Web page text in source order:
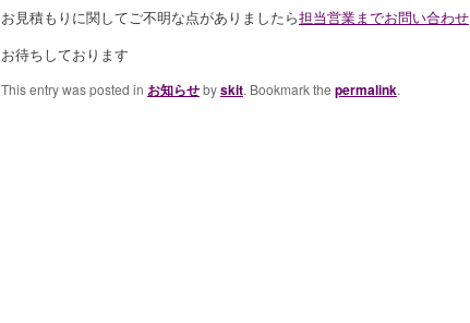
お見積もりに関してご不明な点がありましたら担当営業までお問い合わせ
お待ちしております
This entry was posted in お知らせbyskit. Bookmark the permalink.